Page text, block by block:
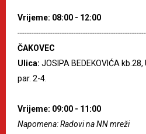
Vrijeme: 08:00 - 12:00
ČAKOVEC
Ulica: JOSIPA BEDEKOVIĆA
par. 2-4.
Vrijeme: 09:00 - 11:00
Napomena: Radovi na NN mreži